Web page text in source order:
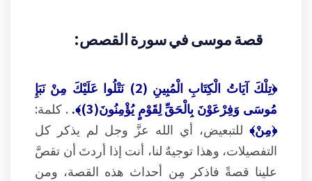
قصة موسى في سورة القصص:
﴿تِلْكَ آيَاتُ الْكِتَابِ الْمُبِينِ (2) نَتْلُوا عَلَيْكَ مِنْ نَبَإِ
مُوسَى وَفِرْعَوْنَ بِالْحَقِّ لِقَوْمٍ يُؤْمِنُونَ(3)﴾.
. كلمة:
﴿مِنْ﴾ للتبعيض، أي الله عزَّ وجل لم يذكر كل
التفصيلات، وهذا توجيهٌ لنا، أنت إذا أردتَ أن تقصَّ
علينا قصةً فاذكر مِن أحداث هذه القصة، ومن